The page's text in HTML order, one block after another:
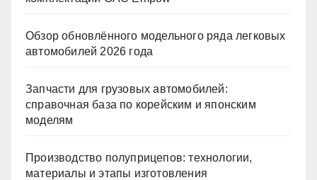
Обзор обновлённого модельного ряда легковых
автомобилей 2026 года
Запчасти для грузовых автомобилей:
справочная база по корейским и японским
моделям
Производство полуприцепов: технологии,
материалы и этапы изготовления